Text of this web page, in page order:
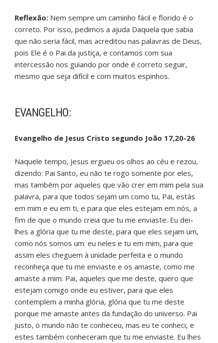
Reflexão: Nem sempre um caminho fácil e florido é o
correto. Por isso, pedimos a ajuda Daquela que sabia
que não seria fácil, mas acreditou nas palavras de Deus,
pois Ele é o Pai da justiça, e contamos com sua
intercessão nos guiando por onde é correto seguir,
mesmo que seja difícil e com muitos espinhos.
EVANGELHO:
Evangelho de Jesus Cristo segundo João 17,20-26
Naquele tempo, Jesus ergueu os olhos ao céu e rezou,
dizendo: Pai Santo, eu não te rogo somente por eles,
mas também por aqueles que vão crer em mim pela sua
palavra, para que todos sejam um como tu, Pai, estás
em mim e eu em ti, e para que eles estejam em nós, a
fim de que o mundo creia que tu me enviaste. Eu dei-
lhes a glória que tu me deste, para que eles sejam um,
como nós somos um: eu neles e tu em mim, para que
assim eles cheguem à unidade perfeita e o mundo
reconheça que tu me enviaste e os amaste, como me
amaste a mim. Pai, aqueles que me deste, quero que
estejam comigo onde eu estiver, para que eles
contemplem a minha glória, glória que tu me deste
porque me amaste antes da fundação do universo. Pai
justo, o mundo não te conheceu, mas eu te conheci, e
estes também conheceram que tu me enviaste. Eu lhes